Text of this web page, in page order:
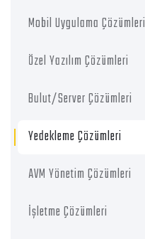
Mobil Uygulama Çözümleri
Özel Yazılım Çözümleri
Bulut/Server Çözümleri
Yedekleme Çözümleri
AVM Yönetim Çözümleri
İşletme Çözümleri